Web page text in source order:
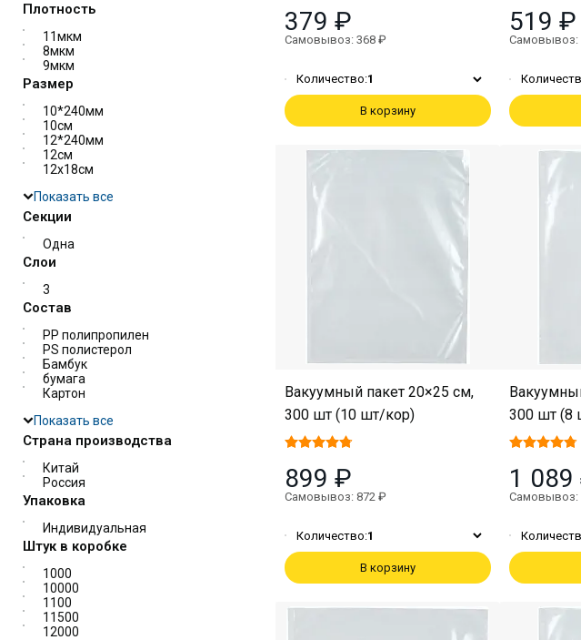
Плотность
11мкм
8мкм
9мкм
Размер
10*240мм
10см
12*240мм
12см
12х18см
Показать все
Секции
Одна
Слои
3
Состав
PP полипропилен
PS полистерол
Бамбук
бумага
Картон
Показать все
Страна производства
Китай
Россия
Упаковка
Индивидуальная
Штук в коробке
1000
10000
1100
11500
12000
379 ₽
Самовывоз: 368 ₽
Количество:1
В корзину
519 ₽
Самовывоз:
Вакуумный пакет 20×25 см,
300 шт (10 шт/кор)
899 ₽
Самовывоз: 872 ₽
Количество:1
В корзину
300 шт (8
1 089
Самовывоз: